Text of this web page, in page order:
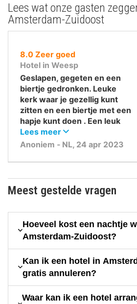
Lees wat onze gasten
Amsterdam-Zuidoost
8.0uit
10
,
Zeer goed
Hotel in Weesp
Geslapen, gegeten en een
biertje gedronken. Leuke
kerk waar je gezellig kunt
zitten en een biertje met een
hapje kunt doen . Een leuk
kroegje bezocht . Een
wandeling gemaakt. Een
restaurant, beetje matig .
in Weesp .
Lees meer
Anoniem ‐ NL, 24 apr 2023
Meest gestelde vragen
Hoeveel kost een nachtje
Amsterdam-Zuidoost?
Kan ik een hotel in
gratis annuleren?
Waar kan ik een hotel